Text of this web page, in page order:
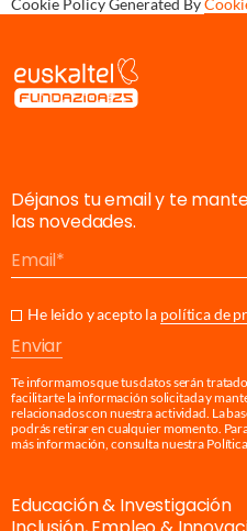
Cookie Policy Generated By
Educación & Investigación
Déjanos tu email y te
las novedades.
Email
He leido y acepto la política de
Enviar
Te informamos que tus datos serán
facilitarte la información solicitada y
relacionados con nuestra actividad. La
podrás retirar en cualquier momento.
más información, consulta nuestra